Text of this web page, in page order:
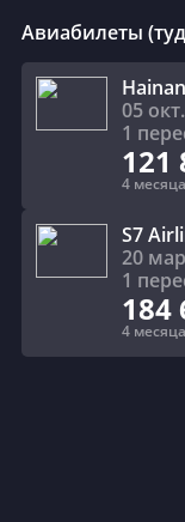
Авиабилеты
05
1
121
4
S7
20
1
184
4